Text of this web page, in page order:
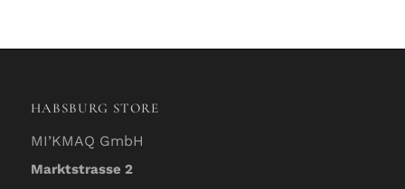
HABSBURG STORE
MI’KMAQ GmbH
Marktstrasse 2